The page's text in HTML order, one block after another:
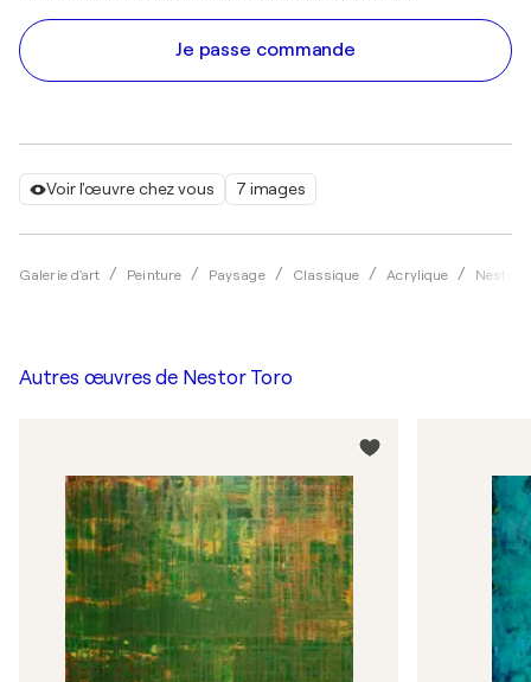
Voir l'œuvre chez vous 7 images
Galerie d'art Peinture Paysage Classique Acrylique Nestor
Je passe commande
Autres œuvres de Nestor Toro